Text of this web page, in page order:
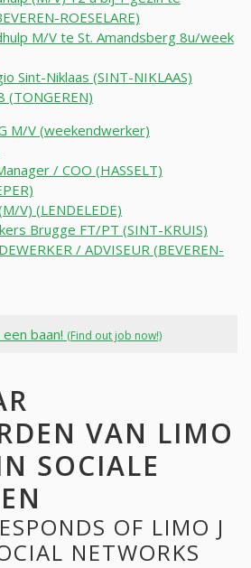
ROESELARE)
M/V te St. Amandsberg 8u/week
Sint-Niklaas (SINT-NIKLAAS)
M/V (weekendwerker)
/ COO (HASSELT)
V) (LENDELEDE)
Brugge FT/PT (SINT-KRUIS)
/ ADVISEUR (BEVEREN-
baan! (Find out job now!)
VAN LIMO
SOCIALE
OF LIMO J
NETWORKS